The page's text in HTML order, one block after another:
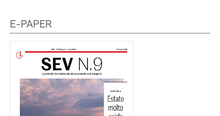
E-PAPER